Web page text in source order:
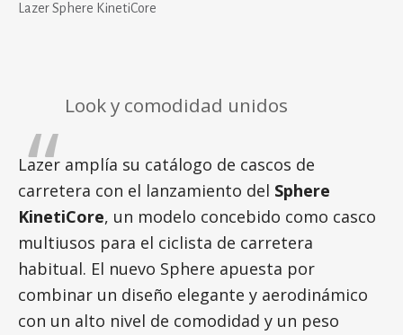
Lazer Sphere KinetiCore
Look y comodidad unidos
Lazer amplía su catálogo de cascos de
carretera con el lanzamiento del Sphere
KinetiCore, un modelo concebido como casco
multiusos para el ciclista de carretera
habitual. El nuevo Sphere apuesta por
combinar un diseño elegante y aerodinámico
con un alto nivel de comodidad y un peso